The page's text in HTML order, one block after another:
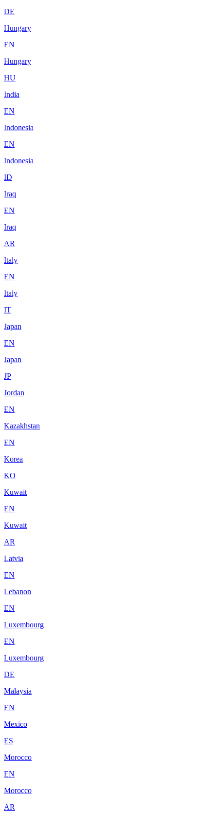
DE
Hungary
EN
Hungary
HU
India
EN
Indonesia
EN
Indonesia
ID
Iraq
EN
Iraq
AR
Italy
EN
Italy
IT
Japan
EN
Japan
JP
Jordan
EN
Kazakhstan
EN
Korea
KO
Kuwait
EN
Kuwait
AR
Latvia
EN
Lebanon
EN
Luxembourg
EN
Luxembourg
DE
Malaysia
EN
Mexico
ES
Morocco
EN
Morocco
AR